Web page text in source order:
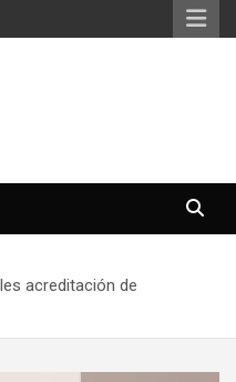
acreditación de